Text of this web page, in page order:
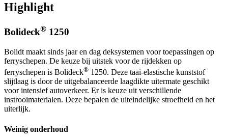
Highlight
Bolideck® 1250
Bolidt maakt sinds jaar en dag deksystemen voor toepassingen op
ferryschepen. De keuze bij uitstek voor de rijdekken op
ferryschepen is Bolideck® 1250. Deze taai-elastische kunststof
slijtlaag is door de uitgebalanceerde laagdikte uitermate geschikt
voor intensief autoverkeer. Er is keuze uit verschillende
instrooimaterialen. Deze bepalen de uiteindelijke stroefheid en het
uiterlijk.
Weinig onderhoud